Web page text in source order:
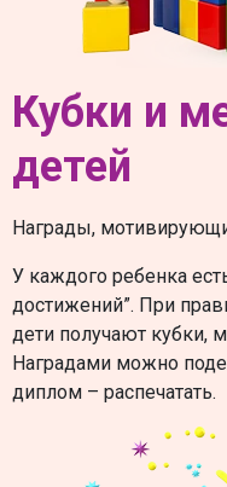
Кубки и
детей
Награды,
У каждого ребенка
достижений”. При
дети получают кубки,
Наградами можно
диплом – распечатать.